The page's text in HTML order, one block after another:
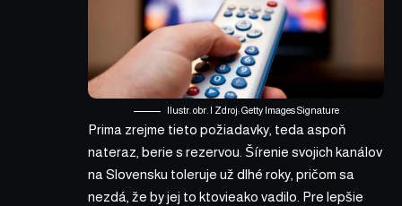
Ilustr. obr. | Zdroj: Getty Images Signature
Prima zrejme tieto požiadavky, teda aspoň
nateraz, berie s rezervou. Šírenie svojich kanálov
na Slovensku toleruje už dlhé roky, pričom sa
nezdá, že by jej to ktovieako vadilo. Pre lepšie